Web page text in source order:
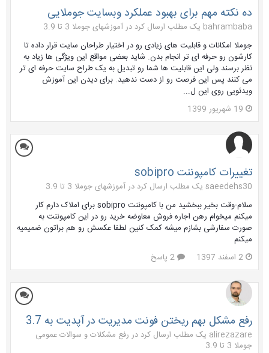
ده نکته مهم برای بهبود عملکرد وبسایت جوملایی
bahrambaba یک مطلب ارسال کرد در
آموزشهای جوملا 3 تا 3.9
جوملا امکانات و قابلیت های زیادی رو در اختیار طراحان سایت قرار داده تا
کارشون رو حرفه ای تر انجام بدن. شاید بعضی مواقع این ویژگی ها زیاد به
نظر برسند ولی این قابلیت ها شما رو تبدیل به یک طراح سایت حرفه ای تر
می کنند پس این فرصت رو از دست ندهید. برای دیدن این آموزش
ویدئویی روی این ل...
19 شهریور 1399
تغییرات کامپوننت sobipro
saeedehs30 یک مطلب ارسال کرد در
آموزشهای جوملا 3 تا 3.9
سلام-وقت بخیر ببخشید من با کامپوننت sobipro برای املاک دارم کار
میکنم میخوام رهن اجاره فروش معاوضه خرید رو در این کامپوننت به
صورت سفارشی بشازم میشه کمک کنین لطفا عکسش رو هم براتون ضمیمیه
میکنم
2 اسفند 1397
رفع مشکل بهم ریختن فونت مدیریت در آپدیت به 3.7
alirezazare یک مطلب ارسال کرد در
رفع مشکلات و سوالات عمومی
جوملا 3 تا 3.9